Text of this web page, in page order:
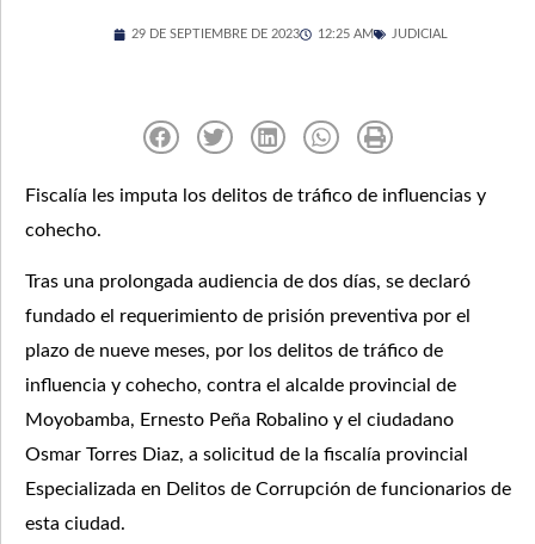
29 DE SEPTIEMBRE DE 2023 12:25 AM JUDICIAL
Fiscalía les imputa los delitos de tráfico de influencias y
cohecho.
Tras una prolongada audiencia de dos días, se declaró
fundado el requerimiento de prisión preventiva por el
plazo de nueve meses, por los delitos de tráfico de
influencia y cohecho, contra el alcalde provincial de
Moyobamba, Ernesto Peña Robalino y el ciudadano
Osmar Torres Diaz, a solicitud de la fiscalía provincial
Especializada en Delitos de Corrupción de funcionarios de
esta ciudad.